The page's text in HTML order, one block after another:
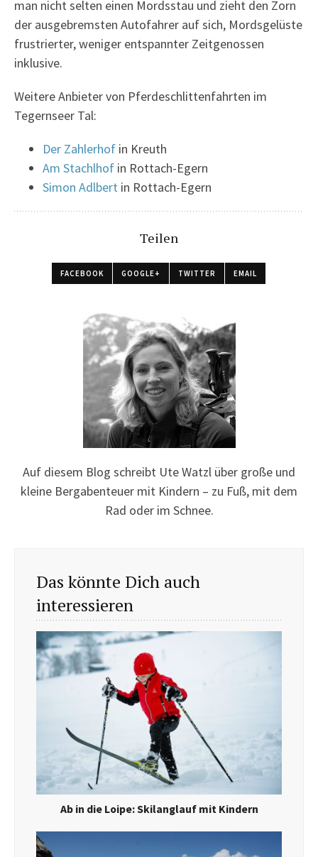
man nicht selten einen Mordsstau und zieht den Zorn
der ausgebremsten Autofahrer auf sich, Mordsgelüste
frustrierter, weniger entspannter Zeitgenossen
inklusive.
Weitere Anbieter von Pferdeschlittenfahrten im
Tegernseer Tal:
Der Zahlerhof in Kreuth
Am Stachlhof in Rottach-Egern
Simon Adlbert in Rottach-Egern
Teilen
FACEBOOK GOOGLE+ TWITTER EMAIL
Auf diesem Blog schreibt Ute Watzl über große und
kleine Bergabenteuer mit Kindern – zu Fuß, mit dem
Rad oder im Schnee.
Das könnte Dich auch
interessieren
Ab in die Loipe: Skilanglauf mit Kindern